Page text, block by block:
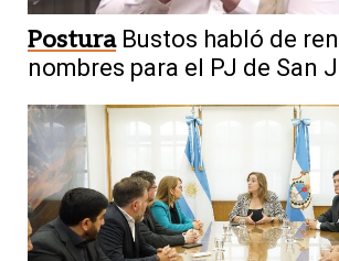
Postura Bustos habló de
nombres para el PJ de San